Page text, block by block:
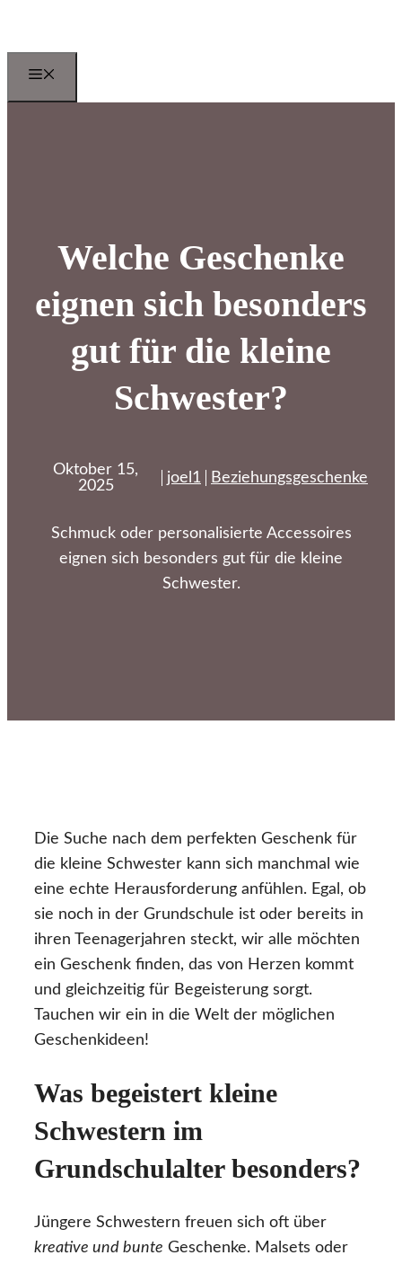
springen
Welche Geschenke
eignen sich besonders
gut für die kleine
Schwester?
Oktober 15,
2025
joel1 Beziehungsgeschenke
Schmuck oder personalisierte Accessoires
eignen sich besonders gut für die kleine
Schwester.
Die Suche nach dem perfekten Geschenk für
die kleine Schwester kann sich manchmal wie
eine echte Herausforderung anfühlen. Egal, ob
sie noch in der Grundschule ist oder bereits in
ihren Teenagerjahren steckt, wir alle möchten
ein Geschenk finden, das von Herzen kommt
und gleichzeitig für Begeisterung sorgt.
Tauchen wir ein in die Welt der möglichen
Geschenkideen!
Was begeistert kleine
Schwestern im
Grundschulalter besonders?
Jüngere Schwestern freuen sich oft über
kreative und bunte Geschenke. Malsets oder